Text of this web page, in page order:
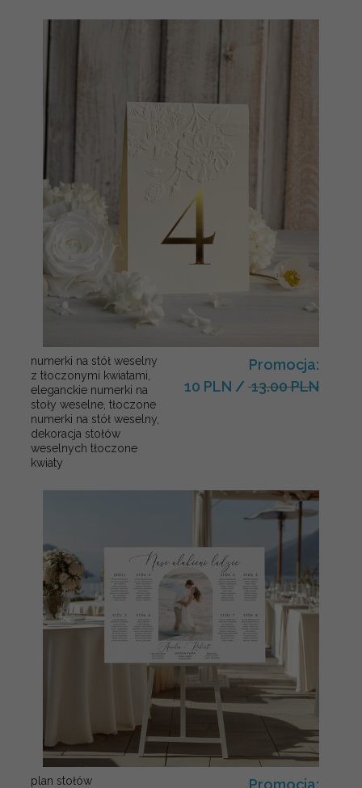
numerki na stół weselny
z tłoczonymi kwiatami,
eleganckie numerki na
stoły weselne, tłoczone
numerki na stół weselny,
dekoracja stołów
weselnych tłoczone
kwiaty
Promocja:
10 PLN / 13.00 PLN
plan stołów
Promocja: